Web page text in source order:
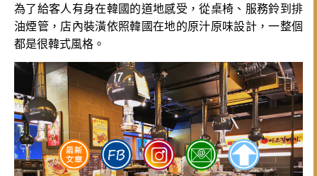
為了給客人有身在韓國的道地感受，從桌椅、服務鈴到排
油煙管，店內裝潢依照韓國在地的原汁原味設計，一整個
都是很韓式風格。